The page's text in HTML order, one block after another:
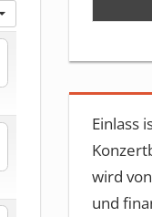
Einlass
wird
und